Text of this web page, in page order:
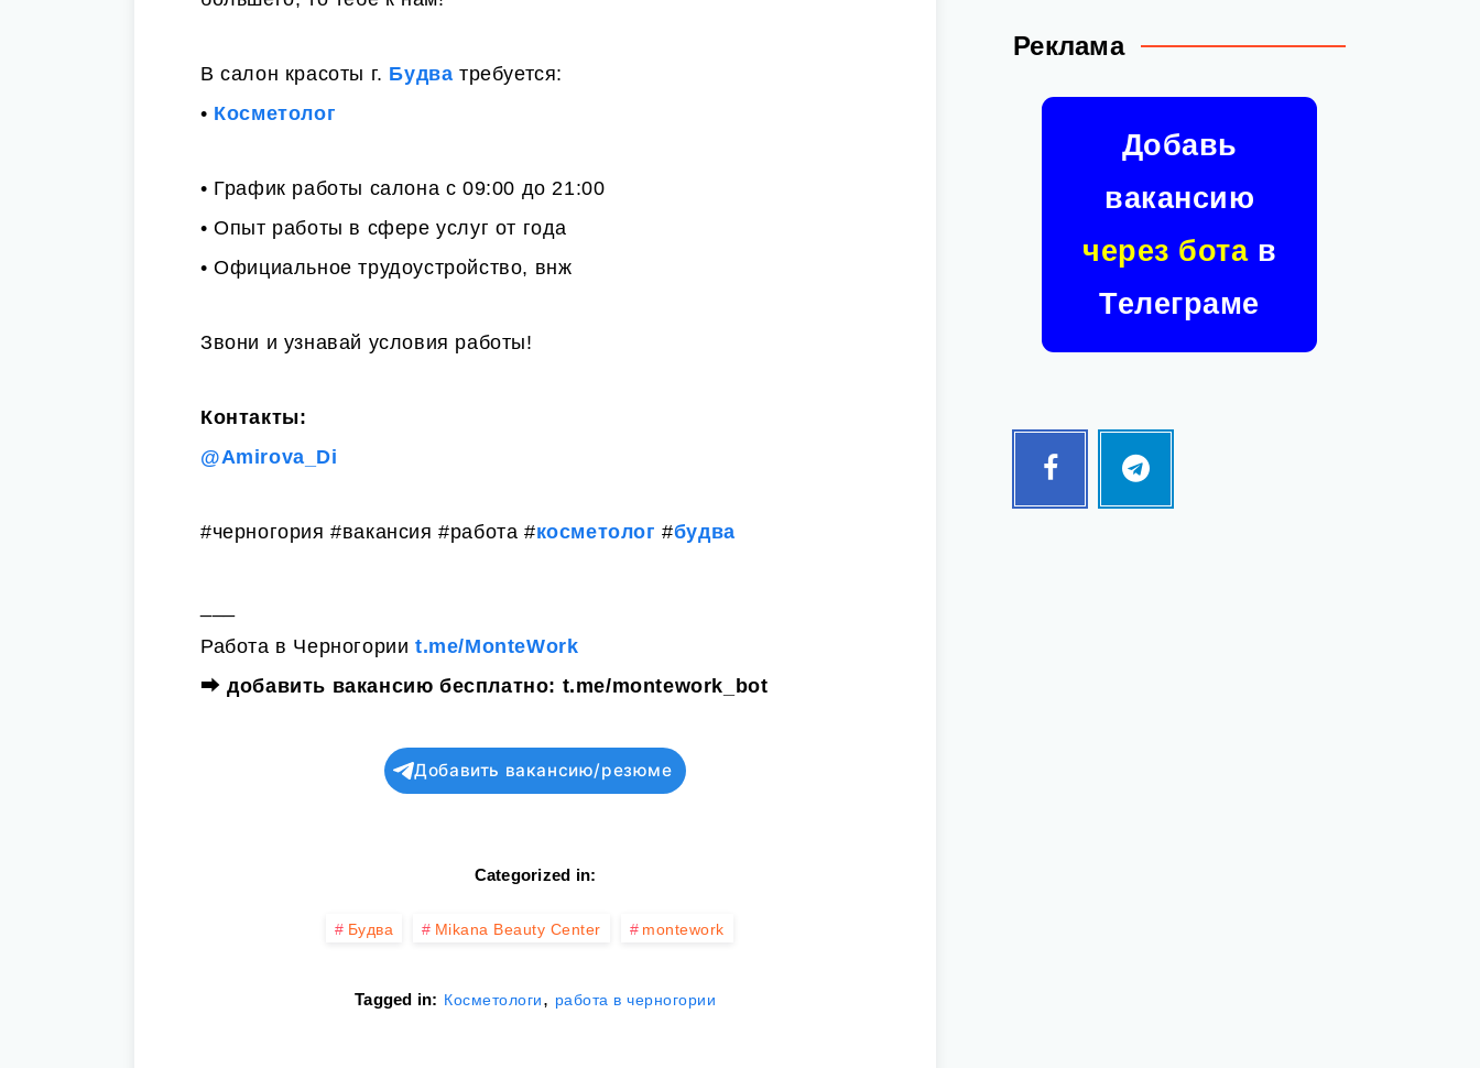
В салон красоты г. Будва требуется:
• Косметолог
• График работы салона с 09:00 до 21:00
• Опыт работы в сфере услуг от года
• Официальное трудоустройство, внж
Звони и узнавай условия работы!
Контакты:
@Amirova_Di
#черногория #вакансия #работа #косметолог #будва
Работа в Черногории t.me/MonteWork
⮕добавить вакансию бесплатно: t.me/montework_bot
Добавить вакансию/резюме
Categorized in:
Будва Mikana Beauty Center montework
Tagged in: Косметологи, работа в черногории
Реклама
Добавь
вакансию
через ботав
Телеграме
Facebook
Follow
Telegram
Follow